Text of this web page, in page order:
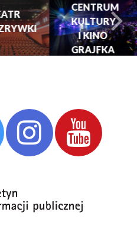
CENTRUM
KULTURY
I KINO
GRAJFKA